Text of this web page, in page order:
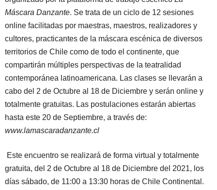
Máscara Danzante. Se trata de un ciclo de 12 sesiones
online facilitadas por maestras, maestros, realizadores y
cultores, practicantes de la máscara escénica de diversos
territorios de Chile como de todo el continente, que
compartirán múltiples perspectivas de la teatralidad
contemporánea latinoamericana. Las clases se llevarán a
cabo del 2 de Octubre al 18 de Diciembre y serán online y
totalmente gratuitas. Las postulaciones estarán abiertas
hasta este 20 de Septiembre, a través de:
www.lamascaradanzante.cl
Este encuentro se realizará de forma virtual y totalmente
gratuita, del 2 de Octubre al 18 de Diciembre del 2021, los
días sábado, de 11:00 a 13:30 horas de Chile Continental.